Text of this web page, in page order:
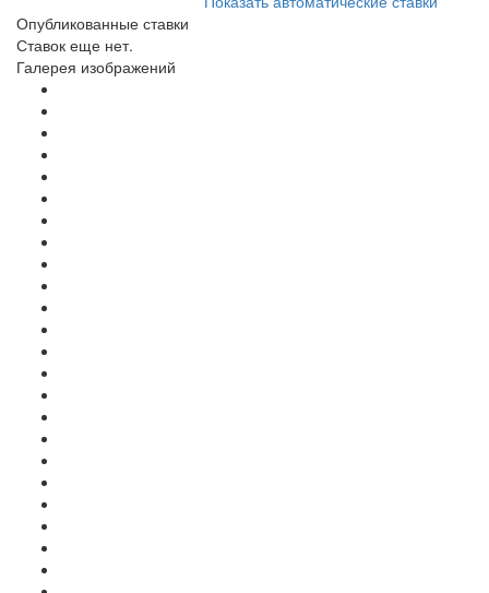
Опубликованные ставки
Ставок еще нет.
Галерея изображений